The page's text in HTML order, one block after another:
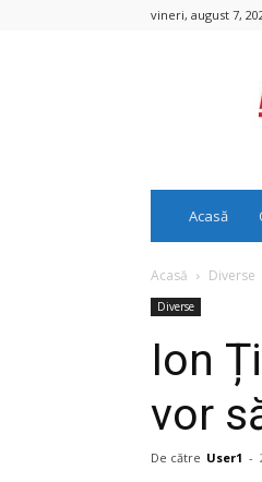
vineri, august 7,
Acasă
Acasă Diverse
Diverse
Ion
vor
De către User1 -